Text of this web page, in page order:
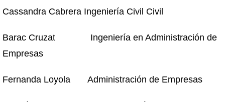
Cassandra Cabrera Ingeniería Civil Civil
Barac Cruzat Ingeniería en Administración de
Empresas
Fernanda Loyola Administración de Empresas